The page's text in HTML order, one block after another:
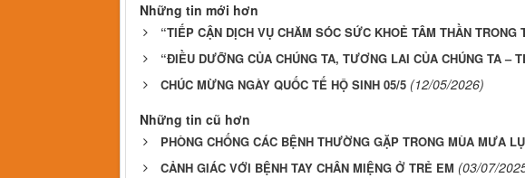
Những tin mới hơn
“TIẾP CẬN DỊCH VỤ CHĂM SÓC SỨC KHOẺ TÂM THẦN TRONG
“ĐIỀU DƯỠNG CỦA CHÚNG TA, TƯƠNG LAI CỦA CHÚNG TA
CHÚC MỪNG NGÀY QUỐC TẾ HỘ SINH 05/5 (12/05/2026)
Những tin cũ hơn
PHÒNG CHỐNG CÁC BỆNH THƯỜNG GẶP TRONG MÙA MƯA
CẢNH GIÁC VỚI BỆNH TAY CHÂN MIỆNG Ở TRẺ EM (03/07/